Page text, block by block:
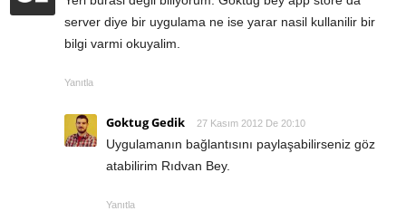
server diye bir uygulama ne ise yarar nasil kullanilir bir
bilgi varmi okuyalim.
Yanıtla
Goktug Gedik 27 Kasım 2012 De 20:10
Uygulamanın bağlantısını paylaşabilirseniz göz
atabilirim Rıdvan Bey.
Yanıtla